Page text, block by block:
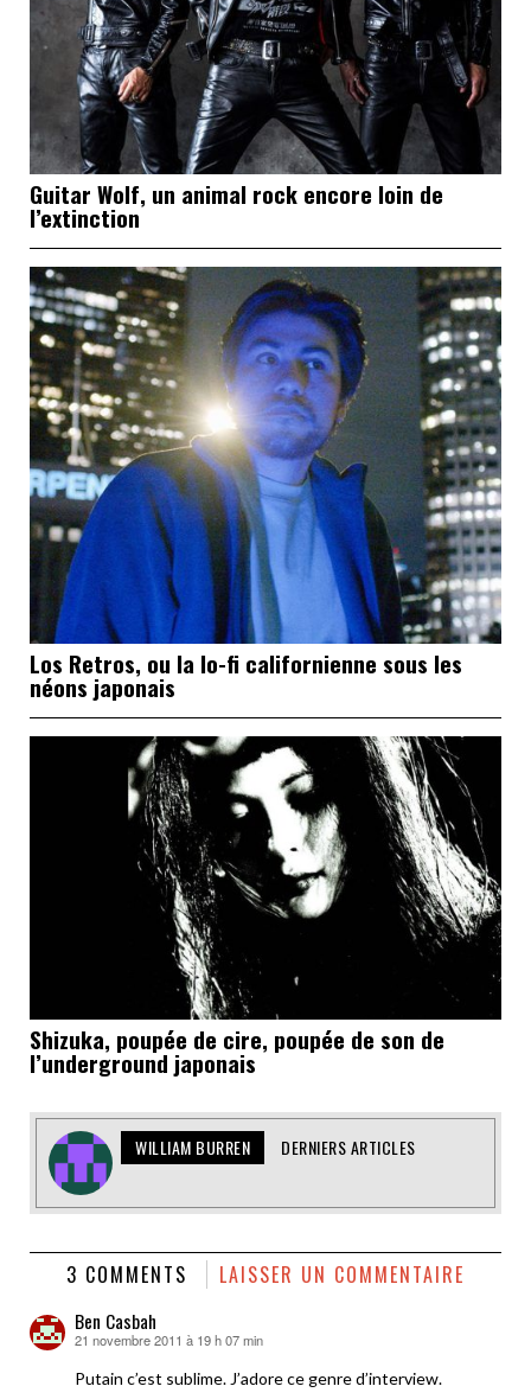
Guitar Wolf, un animal rock encore loin de
l’extinction
Los Retros, ou la lo-fi californienne sous les
néons japonais
Shizuka, poupée de cire, poupée de son de
l’underground japonais
WILLIAM BURREN DERNIERS ARTICLES
3 COMMENTS LAISSER UN COMMENTAIRE
Ben Casbah
dit :
21 novembre 2011 à 19 h 07 min
Putain c’est sublime. J’adore ce genre d’interview.